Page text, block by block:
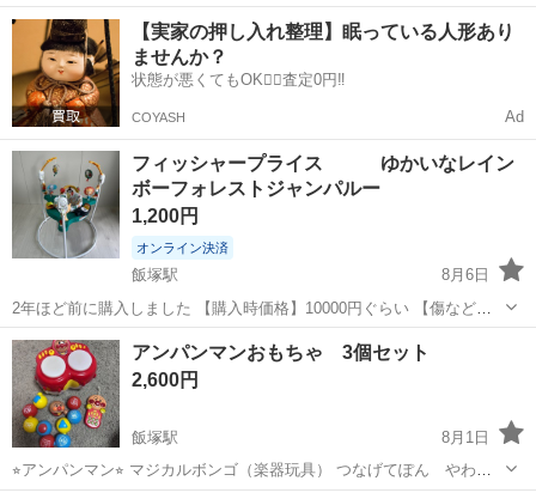
ます 3枚目 がま口ポーチ 小物入れれます 4枚目 カラフルバルー
ン ぶら下げれます 5枚目 にぎってピョン 触るとパリパリ言いま
す ドタキャンしない方、中...
福岡 飯塚市 飯塚駅 その他
【実家の押し入れ整理】眠っている人形あり
ませんか？
状態が悪くてもOK🙆‍♀️査定0円‼️
COYASH Ad
フィッシャープライス ゆかいなレイン
ボーフォレストジャンパルー
1,200円
オンライン決済
飯塚駅
8月6日
2年ほど前に購入しました 【購入時価格】10000円ぐらい 【傷などの
状態】とくに目立った傷はありません。 【アピールポイント】状態は
いいのでまだまだ使えます！ 動作確認済み 電池は抜いてお渡ししま
す ドタキャンしない方...
福岡 飯塚市 飯塚駅 おもちゃ
アンパンマンおもちゃ 3個セット
2,600円
飯塚駅
8月1日
⭐︎アンパンマン⭐︎ マジカルボンゴ（楽器玩具） つなげてぽん やわら
かボールパズル（知育玩具） メロディリモコン（知育玩具） の3個セ